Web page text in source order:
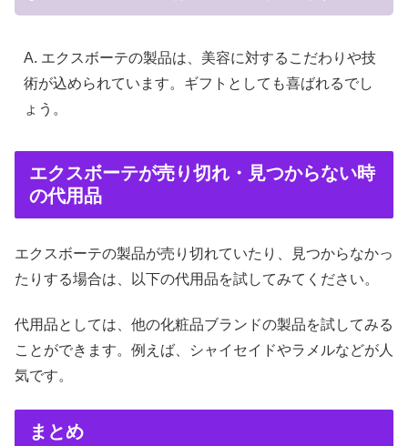
A. エクスボーテの製品は、美容に対するこだわりや技
術が込められています。ギフトとしても喜ばれるでし
ょう。
エクスボーテが売り切れ・見つからない時
の代用品
エクスボーテの製品が売り切れていたり、見つからなかっ
たりする場合は、以下の代用品を試してみてください。
代用品としては、他の化粧品ブランドの製品を試してみる
ことができます。例えば、シャイセイドやラメルなどが人
気です。
まとめ